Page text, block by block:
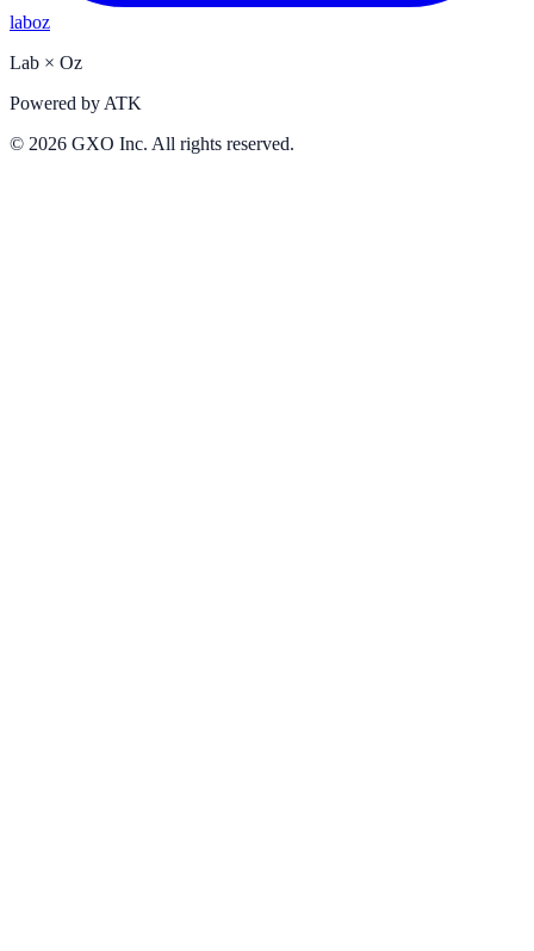
laboz
Lab × Oz
Powered by ATK
© 2026 GXO Inc. All rights reserved.